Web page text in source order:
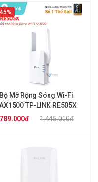
45%
Bộ Mở Rộng Sóng Wi-Fi
AX1500 TP-LINK RE505X
1.445.000đ
789.000đ